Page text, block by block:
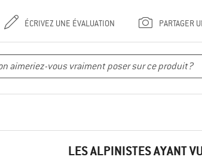
ÉCRIVEZ UNE ÉVALUATION PARTAGER
LES ALPINISTES AYANT